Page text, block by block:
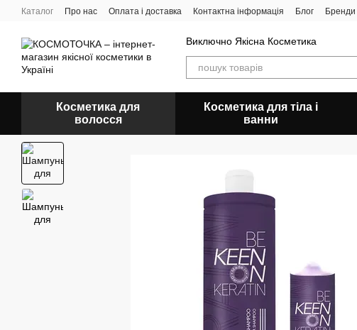
Перейти до основного контенту
Каталог Про нас Оплата і доставка Контактна інформація Блог Бренди
Виключно Якісна Косметика
Косметика для
волосся
Косметика для тіла і
ванни